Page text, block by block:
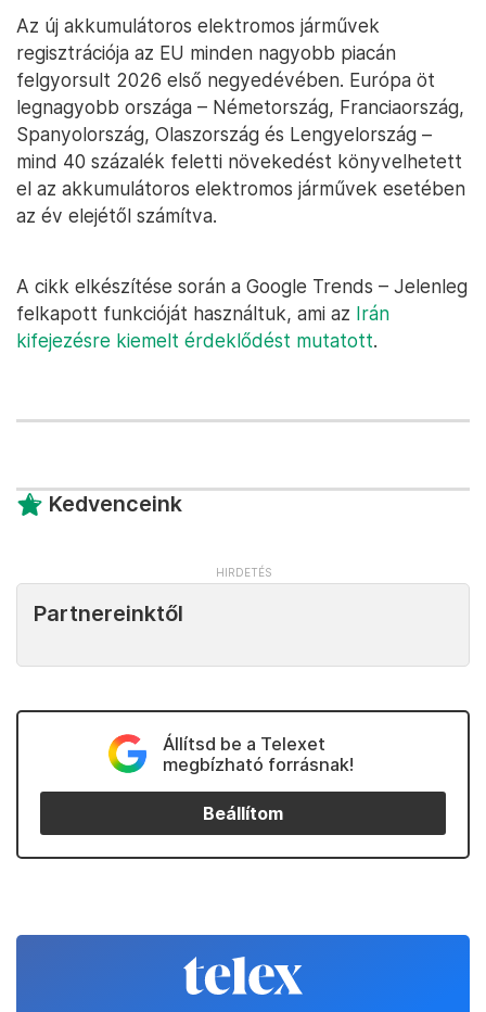
Az új akkumulátoros elektromos járművek
regisztrációja az EU minden nagyobb piacán
felgyorsult 2026 első negyedévében. Európa öt
legnagyobb országa – Németország, Franciaország,
Spanyolország, Olaszország és Lengyelország –
mind 40 százalék feletti növekedést könyvelhetett
el az akkumulátoros elektromos járművek esetében
az év elejétől számítva.
A cikk elkészítése során a Google Trends – Jelenleg
felkapott funkcióját használtuk, ami az Irán
kifejezésre kiemelt érdeklődést mutatott.
Kedvenceink
Partnereinktől
Állítsd be a Telexet
megbízható forrásnak!
Beállítom